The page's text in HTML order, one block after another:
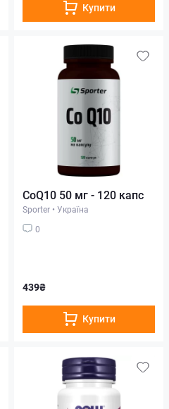
Купити
CoQ10 50 мг - 120 капс
Sporter • Україна
0
439₴
Купити